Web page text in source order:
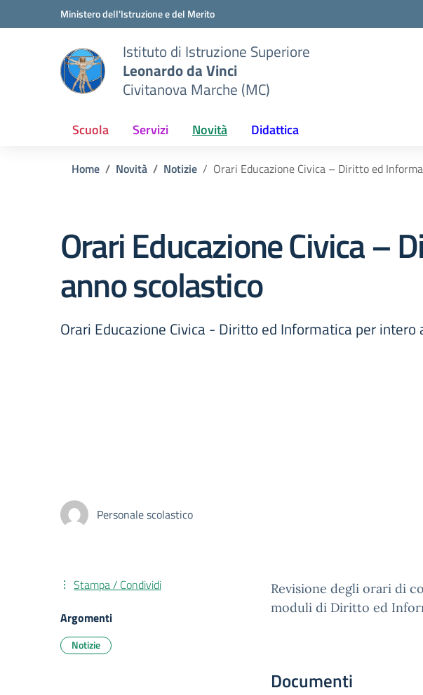
Vai ai contenuti
Vai al menu di navigazioneMinistero dell'Istruzione e del Merito
Istituto di Istruzione Superiore
Leonardo da Vinci
Civitanova Marche (MC)
Scuola Servizi Novità Didattica
Home Novità Notizie Orari Educazione Civica – Diritto ed
Orari Educazione Civica –
anno scolastico
Orari Educazione Civica - Diritto ed Informatica per intero
Personale scolastico
Revisione degli orari di
moduli di Diritto ed
Documenti
Stampa / Condividi
Argomenti
Notizie